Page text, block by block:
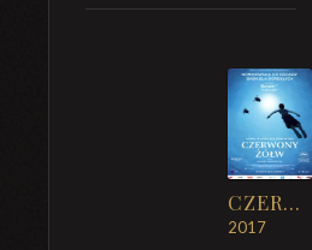
CZERWONY ŻÓŁW
2017